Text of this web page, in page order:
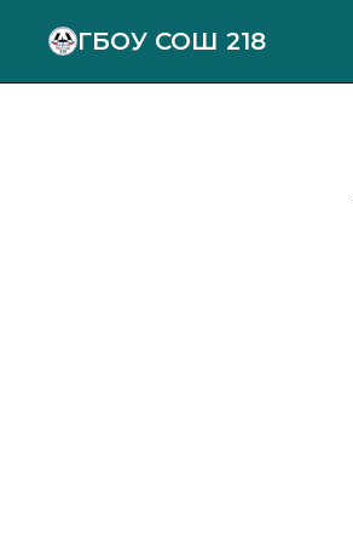
ГБОУ СОШ 218